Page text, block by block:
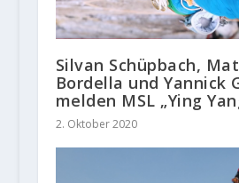
Silvan Schüpbach,
Bordella und Yannick
melden MSL „Ying
2. Oktober 2020